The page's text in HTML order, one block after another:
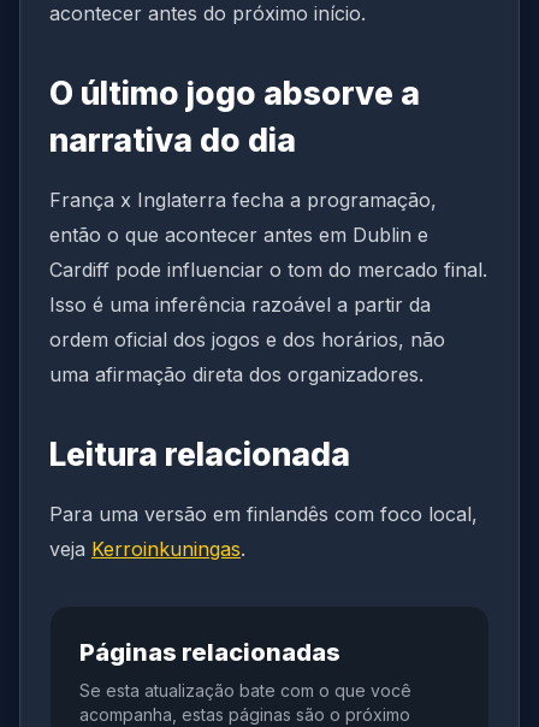
acontecer antes do próximo início.
O último jogo absorve a
narrativa do dia
França x Inglaterra fecha a programação,
então o que acontecer antes em Dublin e
Cardiff pode influenciar o tom do mercado final.
Isso é uma inferência razoável a partir da
ordem oficial dos jogos e dos horários, não
uma afirmação direta dos organizadores.
Leitura relacionada
Para uma versão em finlandês com foco local,
veja Kerroinkuningas.
Páginas relacionadas
Se esta atualização bate com o que você
acompanha, estas páginas são o próximo